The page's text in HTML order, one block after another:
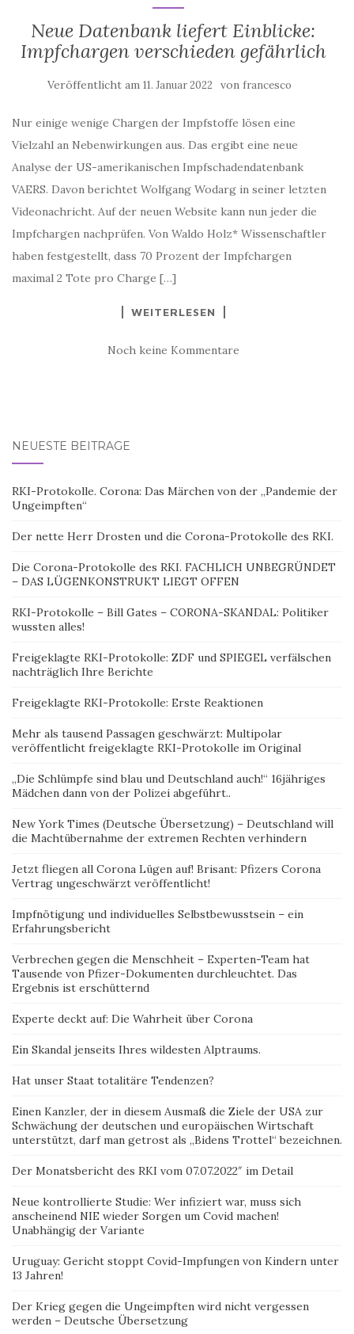
Neue Datenbank liefert Einblicke:
Impfchargen verschieden gefährlich
Veröffentlicht am 11. Januar 2022 von francesco
Nur einige wenige Chargen der Impfstoffe lösen eine
Vielzahl an Nebenwirkungen aus. Das ergibt eine neue
Analyse der US-amerikanischen Impfschadendatenbank
VAERS. Davon berichtet Wolfgang Wodarg in seiner letzten
Videonachricht. Auf der neuen Website kann nun jeder die
Impfchargen nachprüfen. Von Waldo Holz* Wissenschaftler
haben festgestellt, dass 70 Prozent der Impfchargen
maximal 2 Tote pro Charge […]
WEITERLESEN
Noch keine Kommentare
NEUESTE BEITRÄGE
RKI-Protokolle. Corona: Das Märchen von der „Pandemie der
Ungeimpften“
Der nette Herr Drosten und die Corona-Protokolle des RKI.
Die Corona-Protokolle des RKI. FACHLICH UNBEGRÜNDET
– DAS LÜGENKONSTRUKT LIEGT OFFEN
RKI-Protokolle – Bill Gates – CORONA-SKANDAL: Politiker
wussten alles!
Freigeklagte RKI-Protokolle: ZDF und SPIEGEL verfälschen
nachträglich Ihre Berichte
Freigeklagte RKI-Protokolle: Erste Reaktionen
Mehr als tausend Passagen geschwärzt: Multipolar
veröffentlicht freigeklagte RKI-Protokolle im Original
„Die Schlümpfe sind blau und Deutschland auch!“ 16jähriges
Mädchen dann von der Polizei abgeführt..
New York Times (Deutsche Übersetzung) – Deutschland will
die Machtübernahme der extremen Rechten verhindern
Jetzt fliegen all Corona Lügen auf! Brisant: Pfizers Corona
Vertrag ungeschwärzt veröffentlicht!
Impfnötigung und individuelles Selbstbewusstsein – ein
Erfahrungsbericht
Verbrechen gegen die Menschheit – Experten-Team hat
Tausende von Pfizer-Dokumenten durchleuchtet. Das
Ergebnis ist erschütternd
Experte deckt auf: Die Wahrheit über Corona
Ein Skandal jenseits Ihres wildesten Alptraums.
Hat unser Staat totalitäre Tendenzen?
Einen Kanzler, der in diesem Ausmaß die Ziele der USA zur
Schwächung der deutschen und europäischen Wirtschaft
unterstützt, darf man getrost als „Bidens Trottel“ bezeichnen.
Der Monatsbericht des RKI vom 07.07.2022″ im Detail
Neue kontrollierte Studie: Wer infiziert war, muss sich
anscheinend NIE wieder Sorgen um Covid machen!
Unabhängig der Variante
Uruguay: Gericht stoppt Covid-Impfungen von Kindern unter
13 Jahren!
Der Krieg gegen die Ungeimpften wird nicht vergessen
werden – Deutsche Übersetzung